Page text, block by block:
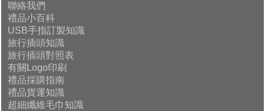
聯絡我們
禮品小百科
USB手指訂製知識
旅行插頭知識
旅行插頭對照表
有關Logo印刷
禮品採購指南
禮品貨運知識
超細纖維毛巾知識